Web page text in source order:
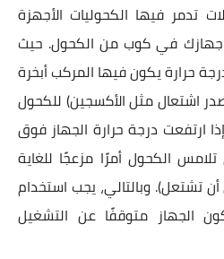
تدمر فيها الكحوليات الأجهزة
جهازك في كوب من الكحول. حيث
حرارة يكون فيها المركب أبخرة
اشتعال مثل الأكسجين) للكحول
ارتفعت درجة حرارة الجهاز فوق
الكحول أمرًا مزعجًا للغاية
تشتعل). وبالتالي، يجب استخدام
الجهاز متوقفًا عن التشغيل